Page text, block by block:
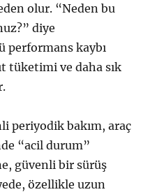
olur. “Neden bu
diye
performans kaybı
tüketimi ve daha sık
periyodik bakım, araç
“acil durum”
güvenli bir sürüş
özellikle uzun